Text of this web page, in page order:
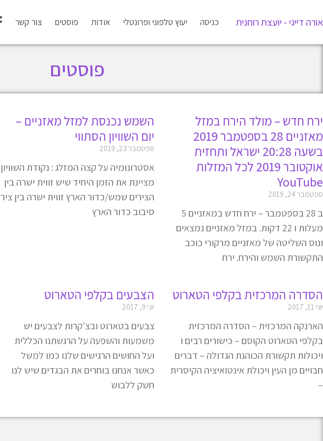
אורה דייגי - יועצת רוחנית כניסה יעוץ טלפוני ופרונטלי אודות פוסטים צור קשר
פוסטים
ירח חדש – מולד הירח במזל
מאזניים 28 בספטמבר 2019
בשעה 20:28 ישראל ותחזית
אוקטובר 2019 לכל המזלות
YouTube
ספטמבר 24, 2019
ב 28 בספטמבר – ירח חדש במאזניים 5
מעלות ו 22 דקות. במזל מאזניים נמצאים
ונוס השליטה של מאזניים מרקורי כוכב
התקשורת השמש והירח. ירח
השמש נכנסת למזל מאזניים –
יום השוויון הסתווי
ספטמבר 23, 2019
אסטרונומיה על קצה המזלג : נקודת השוויון
מציינת את הזמן היחיד שיש זווית ישרה בין
הצירים שמש/כדור הארץ זווית ישרה בין ציר
סיבוב כדור הארץ
הסדרה המרכזית בקלפי הטארוט
יוני 11, 2017
הארנקה המרכזית – הסדרה המרכזית
בקלפי הטארוט הקוסם – כישורים רבים ו
ויכולות תקשורת הכוהנת הגדולה – דברים
חבויים מן העין ויכולת אינטואיציה הקיסרית
–
הצבעים בקלפי הטארוט
יוני 9, 2017
צבעים בטארוט ובצ'קרות לצבעים יש
משמעות והשפעה על הרגשתנו הכללית
ועל החושים הרגישים שלנו כמו למשל
כאשר אנחנו בוחרים את הבגדים שיש לנו
חשק ללבוש